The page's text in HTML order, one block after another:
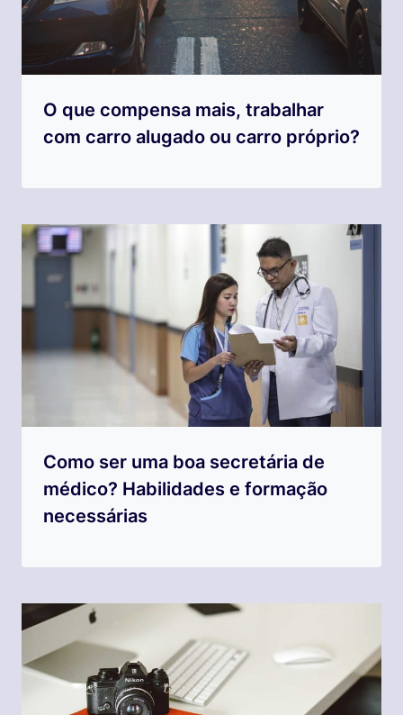
O que compensa mais, trabalhar
com carro alugado ou carro próprio?
Como ser uma boa secretária de
médico? Habilidades e formação
necessárias